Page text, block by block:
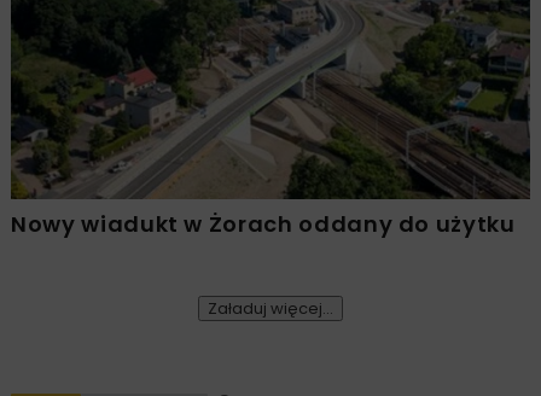
Nowy wiadukt w Żorach oddany do użytku
Załaduj więcej...